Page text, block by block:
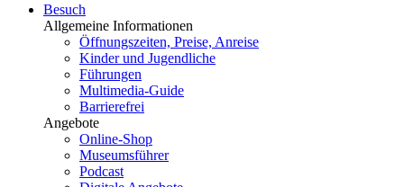
Besuch
Allgemeine Informationen
Öffnungszeiten, Preise, Anreise
Kinder und Jugendliche
Führungen
Multimedia-Guide
Barrierefrei
Angebote
Online-Shop
Museumsführer
Podcast